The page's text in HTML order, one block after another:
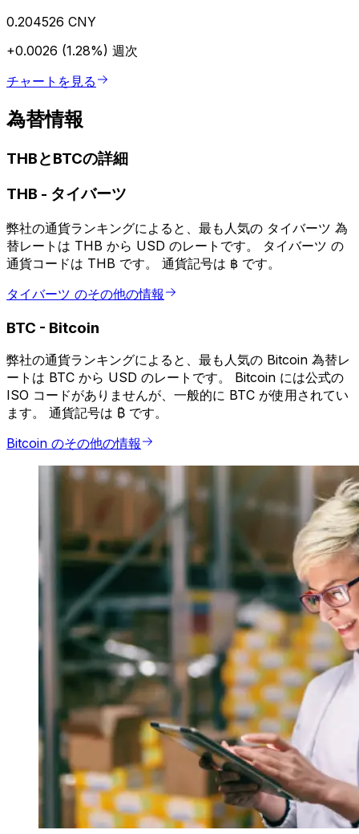
0.204526 CNY
+0.0026 (1.28%) 週次
チャートを見る
為替情報
THBとBTCの詳細
THB - タイバーツ
弊社の通貨ランキングによると、最も人気の タイバーツ 為
替レートは THB から USD のレートです。 タイバーツ の
通貨コードは THB です。 通貨記号は ฿ です。
タイバーツ のその他の情報
BTC - Bitcoin
弊社の通貨ランキングによると、最も人気の Bitcoin 為替レ
ートは BTC から USD のレートです。 Bitcoin には公式の
ISO コードがありませんが、一般的に BTC が使用されてい
ます。 通貨記号は ₿ です。
Bitcoin のその他の情報